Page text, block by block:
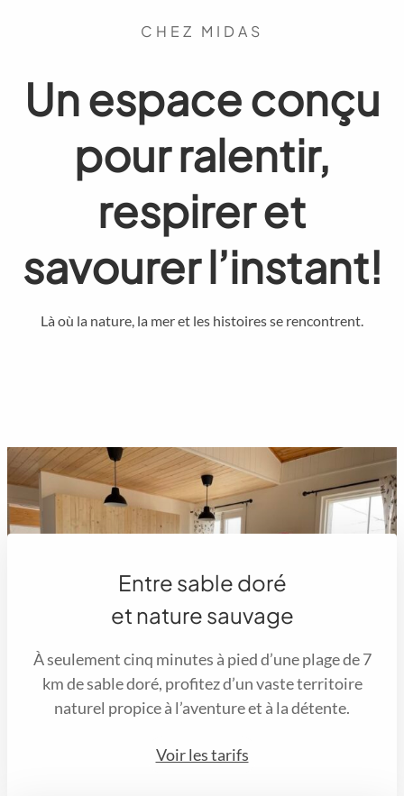
CHEZ MIDAS
Un espace conçu
pour ralentir,
respirer et
savourer l’instant!
Là où la nature, la mer et les histoires se rencontrent.
Entre sable doré
et nature sauvage
À seulement cinq minutes à pied d’une plage de 7
km de sable doré, profitez d’un vaste territoire
naturel propice à l’aventure et à la détente.
Voir les tarifs